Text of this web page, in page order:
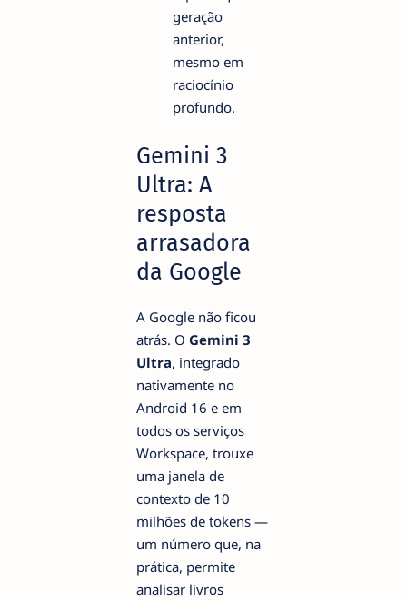
geração
anterior,
mesmo em
raciocínio
profundo.
Gemini 3
Ultra: A
resposta
arrasadora
da Google
A Google não ficou
atrás. O Gemini 3
Ultra, integrado
nativamente no
Android 16 e em
todos os serviços
Workspace, trouxe
uma janela de
contexto de 10
milhões de tokens —
um número que, na
prática, permite
analisar livros